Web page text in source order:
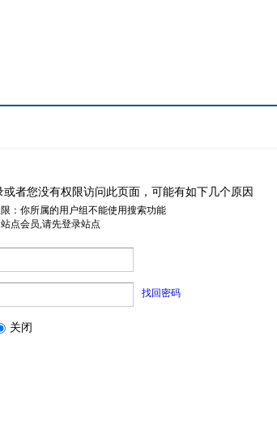
或者您没有权限访问此页面，可能有如下几个原因
：你所属的用户组不能使用搜索功能
点会员,请先登录站点
找回密码
关闭